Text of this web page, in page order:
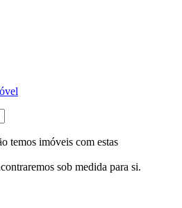
temos imóveis com estas
sob medida para si.